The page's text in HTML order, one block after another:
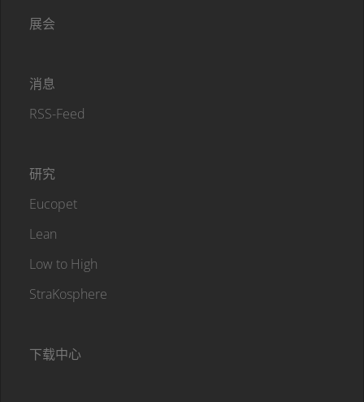
展会
消息
RSS-Feed
研究
Eucopet
Lean
Low to High
StraKosphere
下载中心